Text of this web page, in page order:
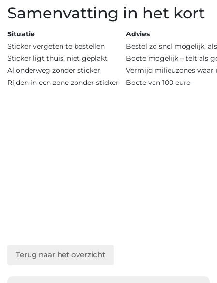
Samenvatting in het kort
Situatie
Advies
Sticker vergeten te bestellen
Bestel zo snel mogelijk,
Sticker ligt thuis, niet geplakt
Boete mogelijk – telt als
Al onderweg zonder sticker
Vermijd milieuzones waar
Rijden in een zone zonder sticker
Boete van 100 euro
Terug naar het overzicht